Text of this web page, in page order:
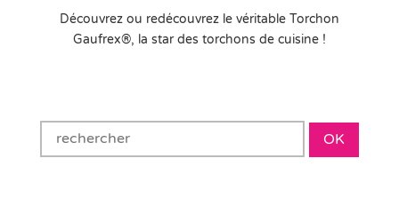
Découvrez ou redécouvrez le véritable Torchon
Gaufrex®, la star des torchons de cuisine !
OK